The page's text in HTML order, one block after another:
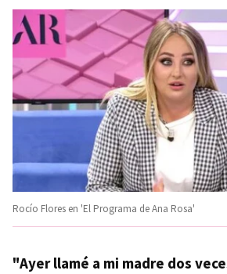
Rocío Flores en 'El Programa de Ana Rosa'
"Ayer llamé a mi madre dos